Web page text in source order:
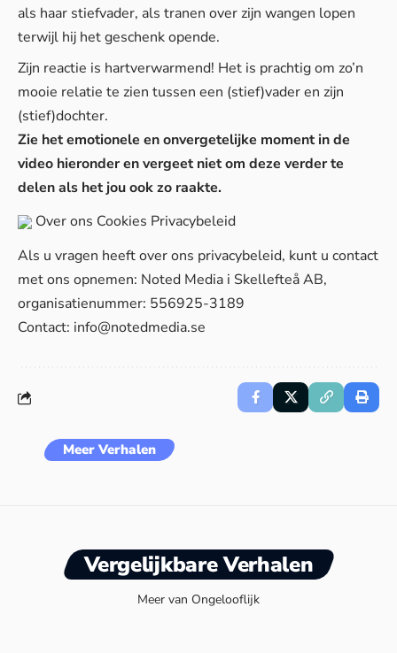
als haar stiefvader, als tranen over zijn wangen lopen
terwijl hij het geschenk opende.
Zijn reactie is hartverwarmend! Het is prachtig om zo’n
mooie relatie te zien tussen een (stief)vader en zijn
(stief)dochter.
Zie het emotionele en onvergetelijke moment in de
video hieronder en vergeet niet om deze verder te
delen als het jou ook zo raakte.
Over ons Cookies Privacybeleid
Als u vragen heeft over ons privacybeleid, kunt u contact
met ons opnemen: Noted Media i Skellefteå AB,
organisatienummer: 556925-3189
Contact: info@notedmedia.se
Meer Verhalen
Vergelijkbare Verhalen
Meer van Ongelooflijk